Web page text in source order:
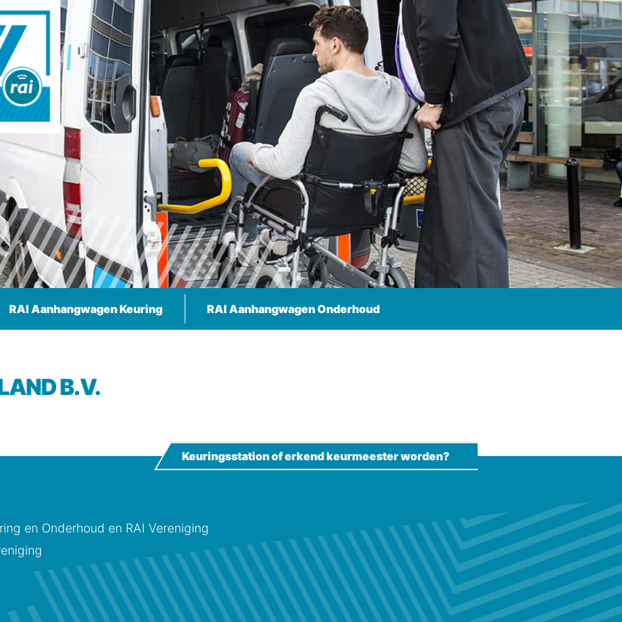
RAI Aanhangwagen Keuring RAI Aanhangwagen Onderhoud
B.V.
en Onderhoud en RAI Vereniging
Keuringsstation of erkend keurmeester worden?